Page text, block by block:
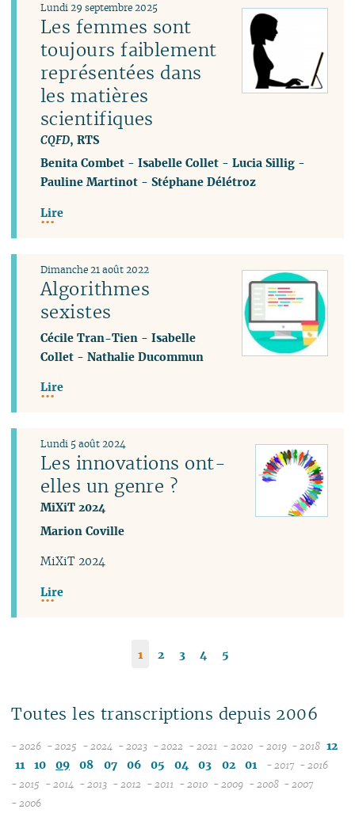
Les femmes sont
toujours faiblement
représentées dans
les matières
scientifiques
CQFD, RTS
Lundi 29 septembre 2025
Benita Combet -Isabelle Collet -Lucia Sillig -
Pauline Martinot -Stéphane Délétroz
Lire
Algorithmes
sexistes
Dimanche 21 août 2022
Cécile Tran-Tien -Isabelle
Collet -Nathalie Ducommun
Lire
Les innovations ont-
elles un genre ?
MiXiT 2024
Lundi 5 août 2024
Marion Coville
MiXiT 2024
Lire
1 2 3 4 5
Toutes les transcriptions depuis 2006
- 2026
08
- 2025
12
- 2024
12
- 2023
12
- 2022
12
- 2021
12
- 2020 - 2019 - 2018 12
11
10 09 08 07 06 05 04 03 02 01 - 2017 - 2016
- 2015 - 2014 - 2013 - 2012 - 2011 - 2010 - 2009 - 2008 - 2007
- 2006